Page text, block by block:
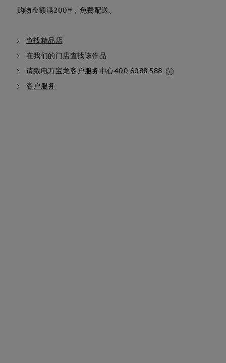
购物金额满200¥，免费配送。
查找精品店
在我们的门店查找该作品
请致电万宝龙客户服务中心400 6088 588
客户服务